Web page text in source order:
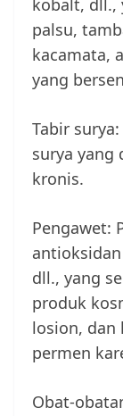
kobalt, dll.,
palsu,
kacamata,
yang
Tabir
surya yang
kronis.
Pengawet:
dll., yang
produk
losion, dan
permen
Obat-